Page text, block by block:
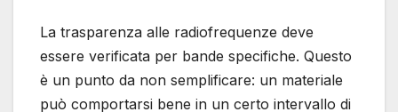
La trasparenza alle radiofrequenze deve
essere verificata per bande specifiche. Questo
è un punto da non semplificare: un materiale
può comportarsi bene in un certo intervallo di